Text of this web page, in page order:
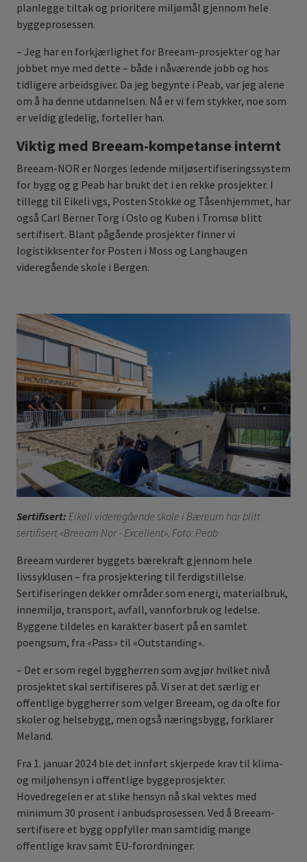
planlegge tiltak og prioritere miljømål gjennom hele
byggeprosessen.
– Jeg har en forkjærlighet for Breeam-prosjekter og har
jobbet mye med dette – både i nåværende jobb og hos
tidligere arbeidsgiver. Da jeg begynte i Peab, var jeg alene
om å ha denne utdannelsen. Nå er vi fem stykker, noe som
er veldig gledelig, forteller han.
Viktig med Breeam-kompetanse internt
Breeam-NOR er Norges ledende miljøsertifiseringssystem
for bygg og g Peab har brukt det i en rekke prosjekter. I
tillegg til Eikeli vgs, Posten Stokke og Tåsenhjemmet, har
også Carl Berner Torg i Oslo og Kuben i Tromsø blitt
sertifisert. Blant pågående prosjekter finner vi
logistikksenter for Posten i Moss og Langhaugen
videregående skole i Bergen.
Sertifisert: Eikeli videregående skole i Bæreum har blitt
sertifisert «Breeam Nor - Excellent». Foto: Peab
Breeam vurderer byggets bærekraft gjennom hele
livssyklusen – fra prosjektering til ferdigstillelse.
Sertifiseringen dekker områder som energi, materialbruk,
innemiljø, transport, avfall, vannforbruk og ledelse.
Byggene tildeles en karakter basert på en samlet
poengsum, fra «Pass» til «Outstanding».
– Det er som regel byggherren som avgjør hvilket nivå
prosjektet skal sertifiseres på. Vi ser at det særlig er
offentlige byggherrer som velger Breeam, og da ofte for
skoler og helsebygg, men også næringsbygg, forklarer
Meland.
Fra 1. januar 2024 ble det innført skjerpede krav til klima-
og miljøhensyn i offentlige byggeprosjekter.
Hovedregelen er at slike hensyn nå skal vektes med
minimum 30 prosent i anbudsprosessen. Ved å Breeam-
sertifisere et bygg oppfyller man samtidig mange
offentlige krav samt EU-forordninger.